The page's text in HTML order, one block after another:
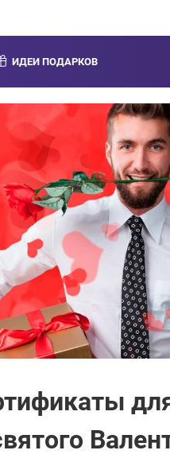
ИДЕИ ПОДАРКОВ